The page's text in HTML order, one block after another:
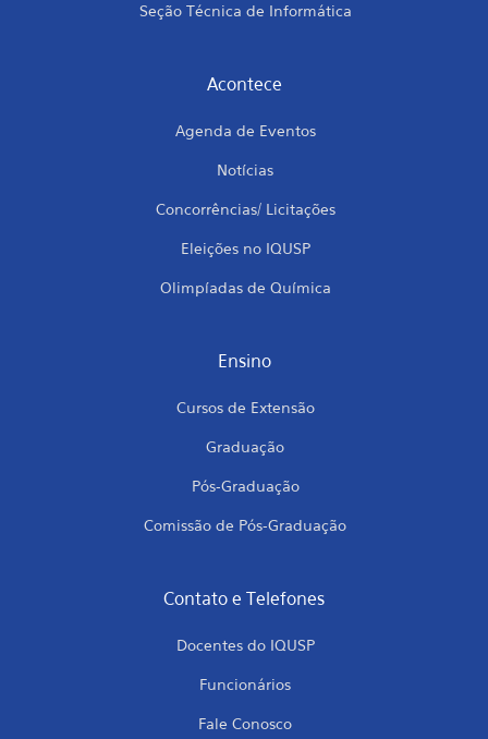
Seção Técnica de Informática
Acontece
Agenda de Eventos
Notícias
Concorrências/ Licitações
Eleições no IQUSP
Olimpíadas de Química
Ensino
Cursos de Extensão
Graduação
Pós-Graduação
Comissão de Pós-Graduação
Contato e Telefones
Docentes do IQUSP
Funcionários
Fale Conosco